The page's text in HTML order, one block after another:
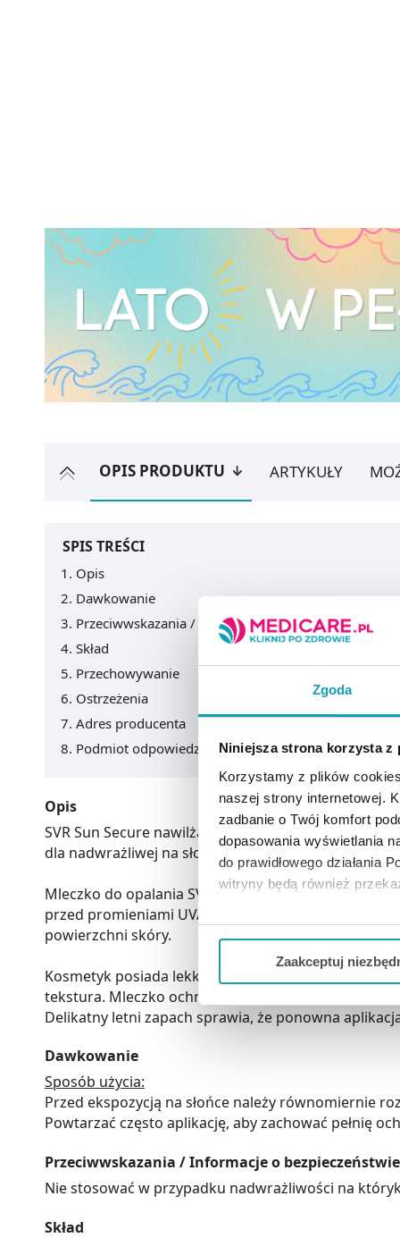
Zgoda
Niniejsza strona korzysta z
Korzystamy z plików
naszej strony internetowej.
zadbanie o Twój komfort
dopasowania wyświetlania
do prawidłowego działania
witryny będą również
Jeżeli chcesz dostosować
Ciebie danych, które nie są
Zaakceptuj
OPIS PRODUKTU ARTYKUŁY
SPIS TREŚCI
Opis
Dawkowanie
Przeciwwskazania / Informacje o bezpieczeństwie
Skład
Przechowywanie
Ostrzeżenia
Adres producenta
Podmiot odpowiedzialny
Opis
SVR Sun Secure nawilżające mleczko ochronne
dla nadwrażliwej na słońce.
Mleczko do opalania SVR to produkt idealny dla
przed promieniami UVA i UVB dzięki
powierzchni skóry.
Kosmetyk posiada lekką, kremową konsystencję,
tekstura. Mleczko ochronne do opalania SPF50
Delikatny letni zapach sprawia, że ponowna
Dawkowanie
Sposób użycia:
Przed ekspozycją na słońce należy równomiernie
Powtarzać często aplikację, aby zachować pełnię
Przeciwwskazania / Informacje o bezpieczeństwie
Nie stosować w przypadku nadwrażliwości na
Skład